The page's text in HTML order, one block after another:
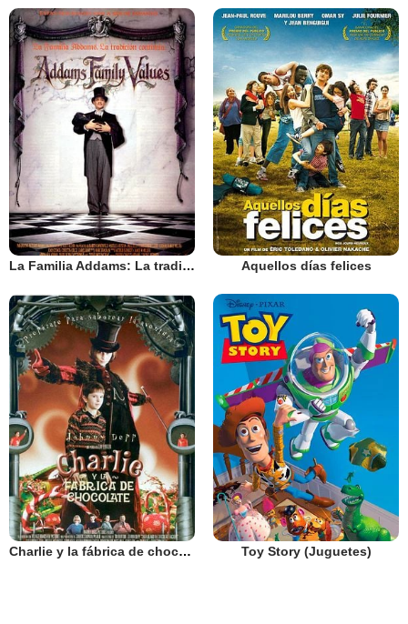
La Familia Addams: La tradición continúa Aquellos días felices
Charlie y la fábrica de chocolate Toy Story (Juguetes)